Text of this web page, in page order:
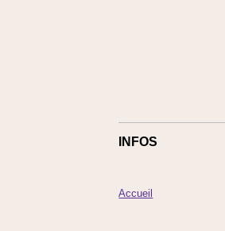
INFOS
Accueil